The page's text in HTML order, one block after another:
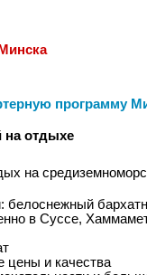
программу
на отдыхе
на
белоснежный
в Суссе,
цены и качества